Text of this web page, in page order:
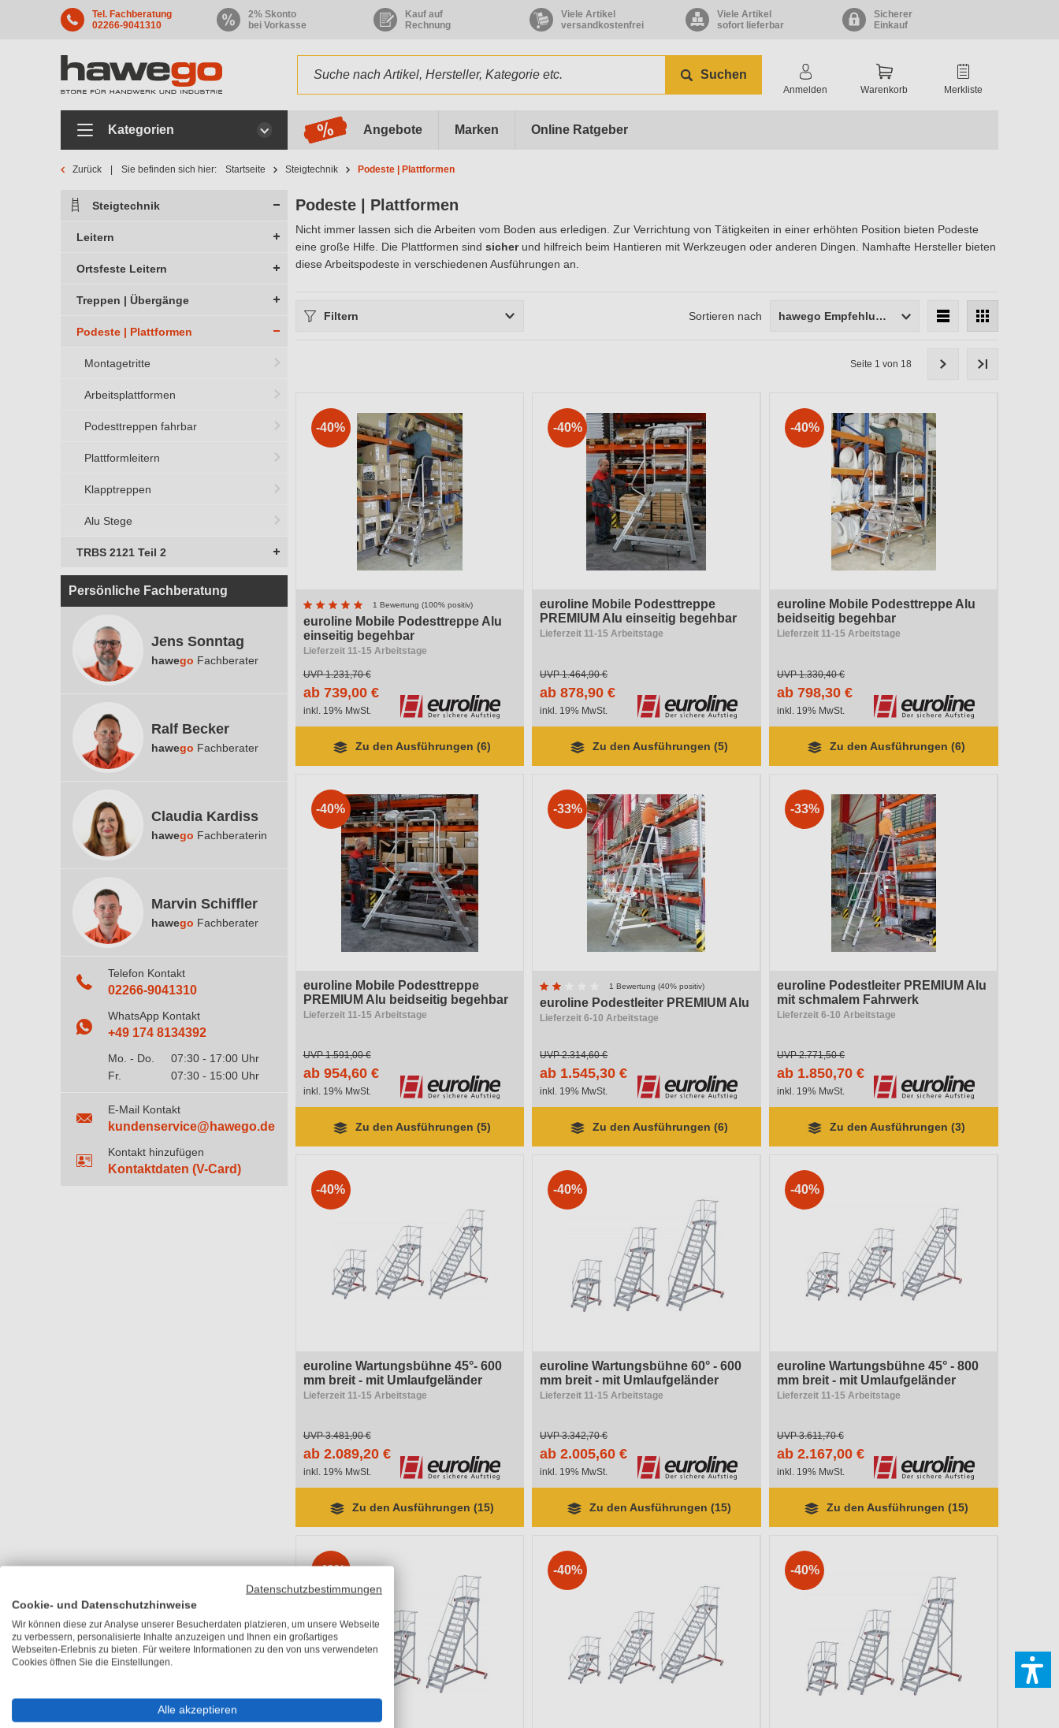
Tel. Fachberatung
02266-9041310
2% Skonto
bei Vorkasse
Kauf auf
Rechnung
Viele Artikel
versandkostenfrei
Viele Artikel
sofort lieferbar
Sicherer
Einkauf
Suchen
Anmelden Warenkorb Merkliste
Kategorien Angebote Marken Online Ratgeber
Zurück Sie befinden sich hier: Startseite Steigtechnik Podeste | Plattformen
Steigtechnik
Leitern
Ortsfeste Leitern
Treppen | Übergänge
Podeste | Plattformen
Montagetritte
Arbeitsplattformen
Podesttreppen fahrbar
Plattformleitern
Klapptreppen
Alu Stege
TRBS 2121 Teil 2
Persönliche Fachberatung
Jens Sonntag
hawego Fachberater
Ralf Becker
hawego Fachberater
Claudia Kardiss
hawego Fachberaterin
Marvin Schiffler
hawego Fachberater
Telefon Kontakt
02266-9041310
WhatsApp Kontakt
+49 174 8134392
Mo. - Do.
07:30 - 17:00 Uhr
Fr.
07:30 - 15:00 Uhr
E-Mail Kontakt
kundenservice@hawego.de
Kontakt hinzufügen
Kontaktdaten (V-Card)
Podeste | Plattformen
Nicht immer lassen sich die Arbeiten vom Boden aus erledigen. Zur Verrichtung von Tätigkeiten in einer erhöhten Position bieten Podeste
eine große Hilfe. Die Plattformen sind sicherund hilfreich beim Hantieren mit Werkzeugen oder anderen Dingen. Namhafte Hersteller bieten
diese Arbeitspodeste in verschiedenen Ausführungen an.
Filtern Sortieren nach hawego Empfehlung
Ausführung Ausstattung Qualitätsstufe
Anzahl Sprossen / Stufen Stufen- / Plattformausführung
Verwendungszweck System / Typ
Standhöhe Arbeitshöhe
Seite 1 von 18
-40%
1 Bewertung (100% positiv)
euroline Mobile Podesttreppe Alu
einseitig begehbar
Lieferzeit 11-15 Arbeitstage
UVP1.231,70 €
ab 739,00 €
inkl. 19% MwSt.
Zu den Ausführungen (6)
-40%
euroline Mobile Podesttreppe
PREMIUM Alu einseitig begehbar
Lieferzeit 11-15 Arbeitstage
UVP1.464,90 €
ab 878,90 €
inkl. 19% MwSt.
Zu den Ausführungen (5)
-40%
euroline Mobile Podesttreppe Alu
beidseitig begehbar
Lieferzeit 11-15 Arbeitstage
UVP1.330,40 €
ab 798,30 €
inkl. 19% MwSt.
Zu den Ausführungen (6)
-40%
euroline Mobile Podesttreppe
PREMIUM Alu beidseitig begehbar
Lieferzeit 11-15 Arbeitstage
UVP1.591,00 €
ab 954,60 €
inkl. 19% MwSt.
Zu den Ausführungen (5)
-33%
1 Bewertung (40% positiv)
euroline Podestleiter PREMIUM Alu
Lieferzeit 6-10 Arbeitstage
UVP2.314,60 €
ab 1.545,30 €
inkl. 19% MwSt.
Zu den Ausführungen (6)
-33%
euroline Podestleiter PREMIUM Alu
mit schmalem Fahrwerk
Lieferzeit 6-10 Arbeitstage
UVP2.771,50 €
ab 1.850,70 €
inkl. 19% MwSt.
Zu den Ausführungen (3)
-40%
euroline Wartungsbühne 45°- 600
mm breit - mit Umlaufgeländer
Lieferzeit 11-15 Arbeitstage
UVP3.481,90 €
ab 2.089,20 €
inkl. 19% MwSt.
Zu den Ausführungen (15)
-40%
euroline Wartungsbühne 60° - 600
mm breit - mit Umlaufgeländer
Lieferzeit 11-15 Arbeitstage
UVP3.342,70 €
ab 2.005,60 €
inkl. 19% MwSt.
Zu den Ausführungen (15)
-40%
euroline Wartungsbühne 45° - 800
mm breit - mit Umlaufgeländer
Lieferzeit 11-15 Arbeitstage
UVP3.611,70 €
ab 2.167,00 €
inkl. 19% MwSt.
Zu den Ausführungen (15)
-40% -40% -40%
Datenschutzbestimmungen
Cookie- und Datenschutzhinweise
Wir können diese zur Analyse unserer Besucherdaten platzieren, um unsere Webseite
zu verbessern, personalisierte Inhalte anzuzeigen und Ihnen ein großartiges
Webseiten-Erlebnis zu bieten. Für weitere Informationen zu den von uns verwendeten
Cookies öffnen Sie die Einstellungen.
Alle akzeptieren